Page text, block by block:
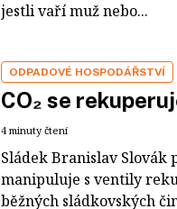
jestli vaří muž nebo...
ODPADOVÉ HOSPODÁŘSTVÍ
CO₂ se
4 minuty čtení
Sládek Branislav Slovák
manipuluje s ventily
běžných sládkovských